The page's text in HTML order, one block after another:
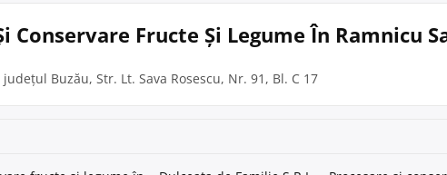
Conservare Fructe Și Legume În Ramnicu
Buzău, Str. Lt. Sava Rosescu, Nr. 91, Bl. C 17